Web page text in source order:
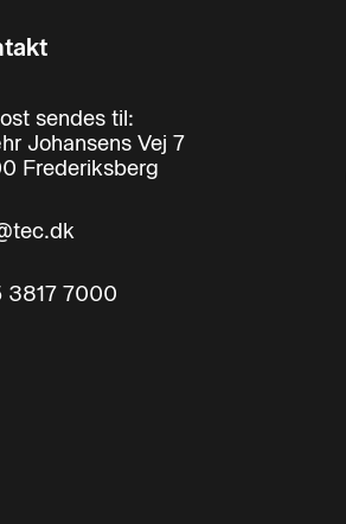
sendes til:
Johansens Vej 7
Frederiksberg
3817 7000